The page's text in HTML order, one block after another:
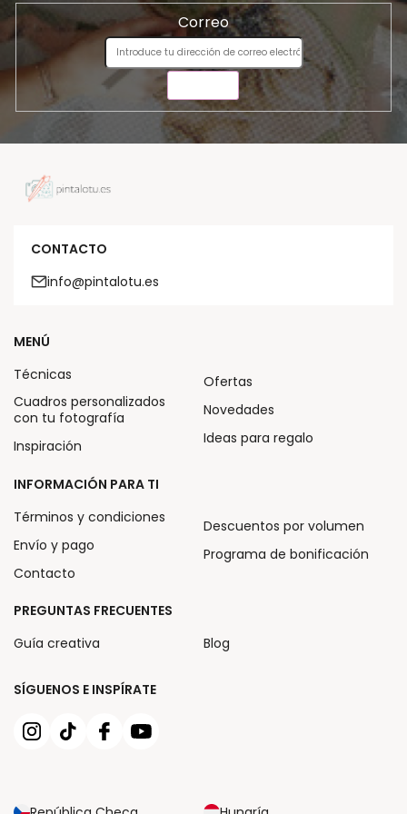
Correo
CONTACTO
info@pintalotu.es
SÍGUENOS E INSPÍRATE
MENÚ
Técnicas
Cuadros personalizados
con tu fotografía
Inspiración
Ofertas
Novedades
Ideas para regalo
INFORMACIÓN PARA TI
Términos y condiciones
Envío y pago
Contacto
Descuentos por volumen
Programa de bonificación
PREGUNTAS FRECUENTES
Guía creativa
Blog